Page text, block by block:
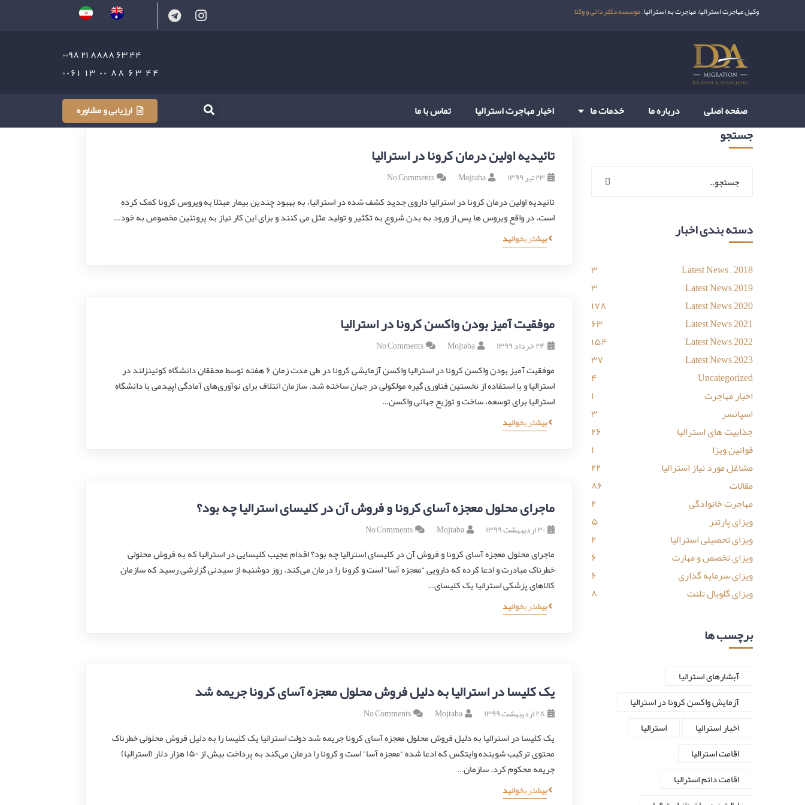
وکیل مهاجرت استرالیا، مهاجرت به استرالیا –موسسه دکتر دانی و وکلا
۴۴ ۶۳ ۸۸۸۸ ۲۱ ۰۰۹۸
۴۴ ۶۳ ۸۸ ۰۰ ۱۳ ۰۰۶۱
صفحه اصلی
درباره ما خدمات ما اخبار مهاجرت استرالیا تماس با ما ارزیابی و مشاوره
تائیدیه اولین درمان کرونا در استرالیا
۲۳ تیر ۱۳۹۹ Mojtaba
No Comments
تائیدیه اولین درمان کرونا در استرالیا داروی جدید کشف شده در استرالیا، به بهبود چندین بیمار مبتلا به ویروس کرونا کمک کرده
است. در واقع ویروس ها پس از ورود به بدن شروع به تکثیر و تولید مثل می کنند و برای این کار نیاز به پروتئین مخصوص به خود…
بیشتر بخوانید
موفقیت آمیز بودن واکسن کرونا در استرالیا
۲۴ خرداد ۱۳۹۹ Mojtaba
No Comments
موفقیت آمیز بودن واکسن کرونا در استرالیا واکسن آزمایشی کرونا در طی مدت زمان ۶ هفته توسط محققان دانشگاه کوئینزلند در
استرالیا و با استفاده از نخستین فناوری گیره مولکولی در جهان ساخته شد. سازمان ائتلاف برای نوآوری‌های آمادگی اپیدمی با دانشگاه
استرالیا برای توسعه، ساخت و توزیع جهانی واکسن…
بیشتر بخوانید
ماجرای محلول معجزه آسای کرونا و فروش آن در کلیسای استرالیا چه بود؟
۳۰ اردیبهشت ۱۳۹۹ Mojtaba
No Comments
ماجرای محلول معجزه آسای کرونا و فروش آن در کلیسای استرالیا چه بود؟ اقدام عجیب کلیسایی در استرالیا که به فروش محلولی
خطرناک مبادرت و ادعا کرده که دارویی “معجزه آسا” است و کرونا را درمان می‌کند. روز دوشنبه از سیدنی گزارشی رسید که سازمان
کالاهای پزشکی استرالیا یک کلیسای…
بیشتر بخوانید
یک کلیسا در استرالیا به دلیل فروش محلول معجزه آسای کرونا جریمه شد
۲۸ اردیبهشت ۱۳۹۹ Mojtaba
No Comments
یک کلیسا در استرالیا به دلیل فروش محلول معجزه آسای کرونا جریمه شد دولت استرالیا یک کلیسا را به دلیل فروش محلولی خطرناک
محتوی ترکیب شوینده وایتکس که ادعا شده “معجزه آسا” است و کرونا را درمان می‌کند به پرداخت بیش از ۱۵۰ هزار دلار (استرالیا)
جریمه محکوم کرد. سازمان…
بیشتر بخوانید
جستجو
دسته بندی اخبار
Latest News – 2018
۳
Latest News 2019
۳
Latest News 2020
۱۷۸
Latest News 2021
۶۳
Latest News 2022
۱۵۴
Latest News 2023
۳۷
Uncategorized
۴
اخبار مهاجرت
۱
اسپانسر
۳
جذابیت های استرالیا
۲۶
قوانین ویزا
۱
مشاغل مورد نیاز استرالیا
۲۲
مقالات
۸۶
مهاجرت خانوادگی
۲
ویزای پارتنر
۵
ویزای تحصیلی استرالیا
۲
ویزای تخصص و مهارت
۶
ویزای سرمایه گذاری
۶
ویزای گلوبال تلنت
۸
برچسب ها
آبشارهای استرالیا
آزمایش واکسن کرونا در استرالیا
اخبار استرالیا
استرالیا
اقامت استرالیا
اقامت دائم استرالیا